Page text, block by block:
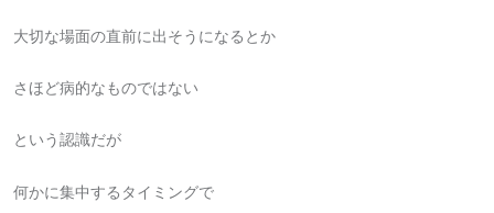
大切な場面の直前に出そうになるとか
さほど病的なものではない
という認識だが
何かに集中するタイミングで